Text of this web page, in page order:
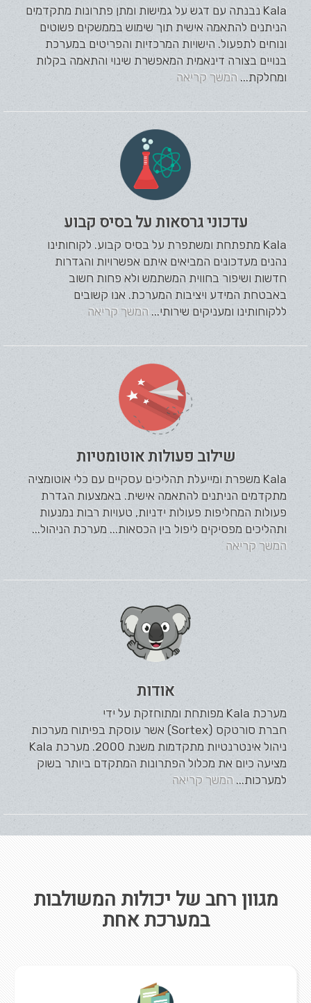
Kala נבנתה עם דגש על גמישות ומתן פתרונות מתקדמים
הניתנים להתאמה אישית תוך שימוש בממשקים פשוטים
ונוחים לתפעול. הישויות המרכזיות והפריטים במערכת
בנויים בצורה דינאמית המאפשרת שינוי והתאמה בקלות
ומחלקת... המשך קריאה
עדכוני גרסאות על בסיס קבוע
Kala מתפתחת ומשתפרת על בסיס קבוע. לקוחותינו
נהנים מעדכונים המביאים איתם אפשרויות והגדרות
חדשות ושיפור בחווית המשתמש ולא פחות חשוב
באבטחת המידע ויציבות המערכת. אנו קשובים
ללקוחותינו ומעניקים שירותי... המשך קריאה
שילוב פעולות אוטומטיות
Kala משפרת ומייעלת תהליכים עסקיים עם כלי אוטומציה
מתקדמים הניתנים להתאמה אישית. באמצעות הגדרת
פעולות המחליפות פעולות ידניות, טעויות רבות נמנעות
ותהליכים מפסיקים ליפול בין הכסאות... מערכת הניהול...
המשך קריאה
אודות
מערכת Kala מפותחת ומתוחזקת על ידי
חברת סורטקס (Sortex) אשר עוסקת בפיתוח מערכות
ניהול אינטרנטיות מתקדמות משנת 2000. מערכת Kala
מציעה כיום את מכלול הפתרונות המתקדם ביותר בשוק
למערכות... המשך קריאה
מגוון רחב של יכולות המשולבות
במערכת אחת